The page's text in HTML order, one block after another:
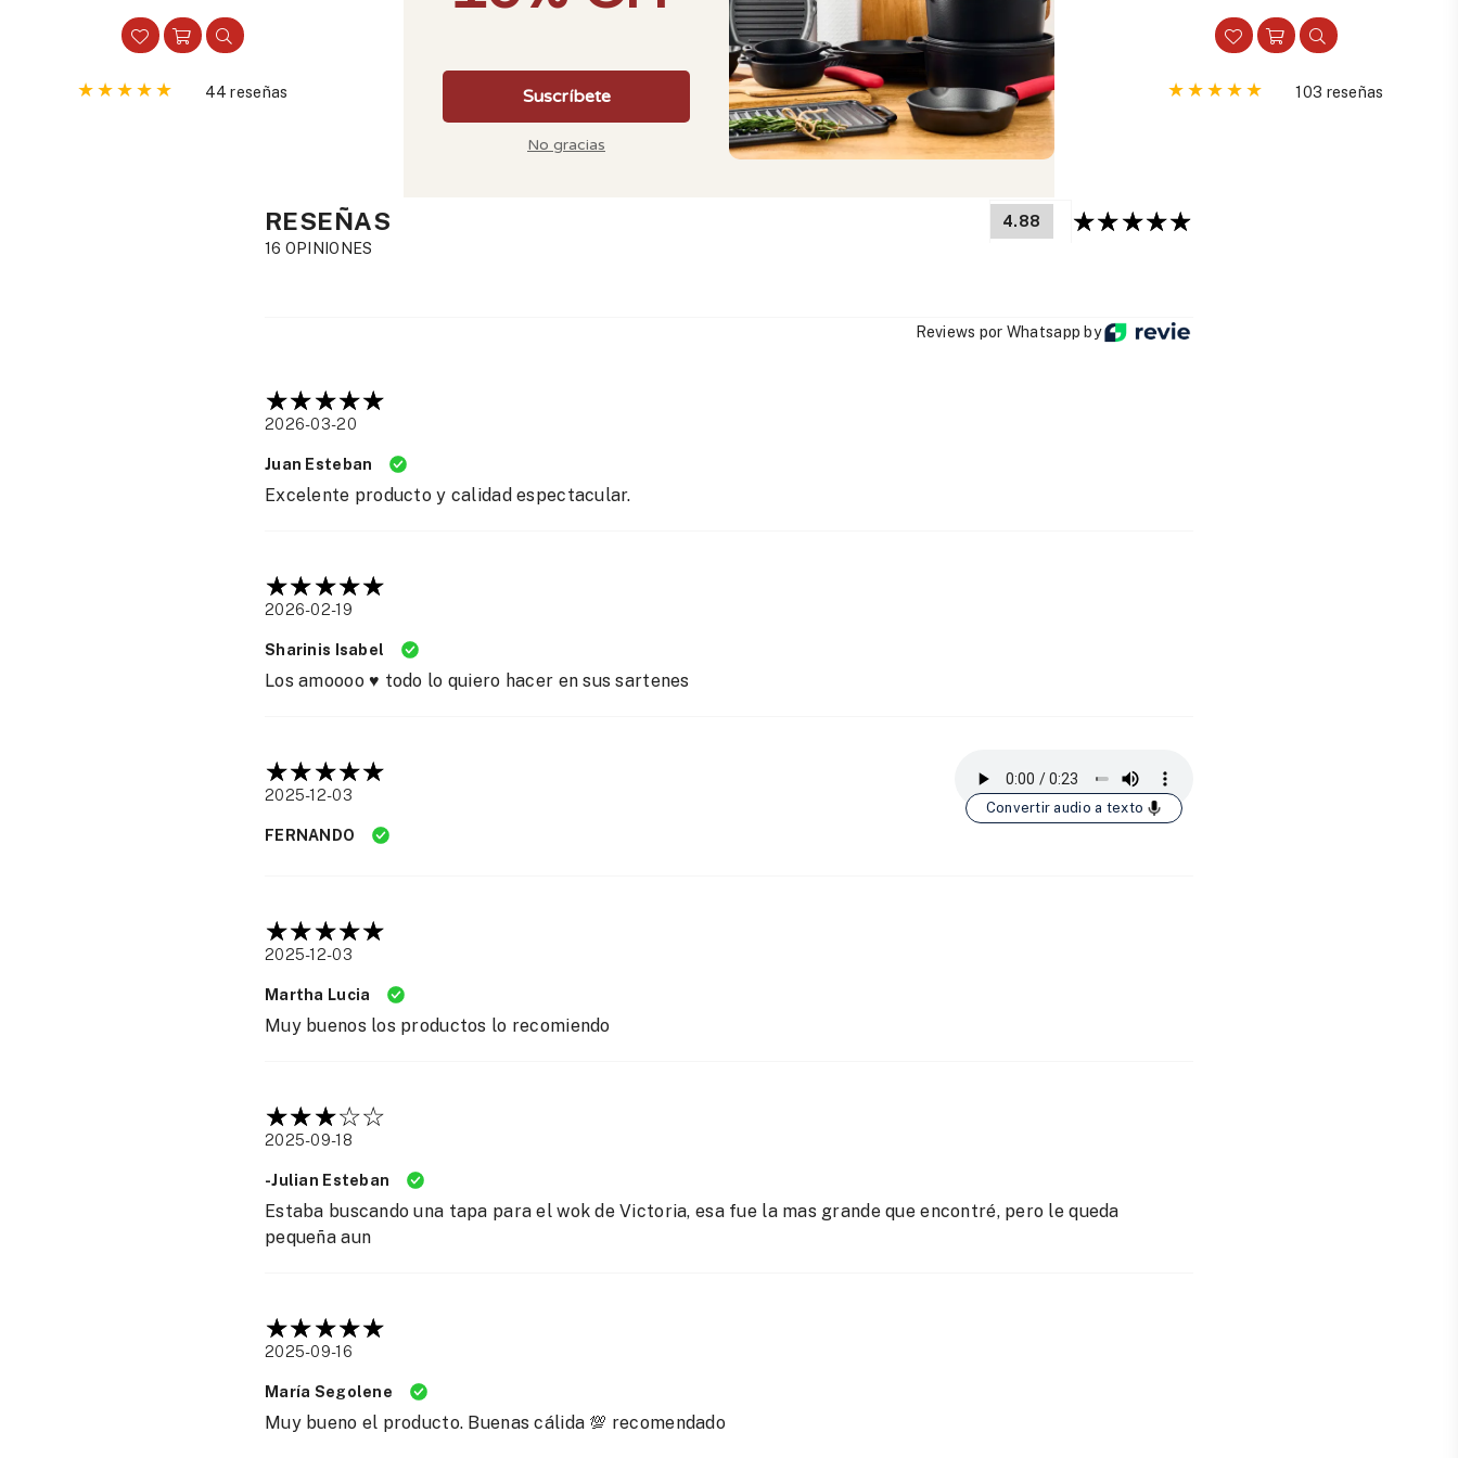
habitual
44 reseñas
habitual
50 reseñas
habitual
71 reseñas
habitual
103 reseñas
RESEÑAS
16 OPINIONES
4.88
Reviews por Whatsapp by
2026-03-20
Juan Esteban
Excelente producto y calidad espectacular.
2026-02-19
Sharinis Isabel
Los amoooo ♥️ todo lo quiero hacer en sus sartenes
2025-12-03
FERNANDO
Convertir audio a texto
2025-12-03
Martha Lucia
Muy buenos los productos lo recomiendo
2025-09-18
-Julian Esteban
Estaba buscando una tapa para el wok de Victoria, esa fue la mas grande que encontré, pero le queda
pequeña aun
2025-09-16
María Segolene
Muy bueno el producto. Buenas cálida 💯 recomendado